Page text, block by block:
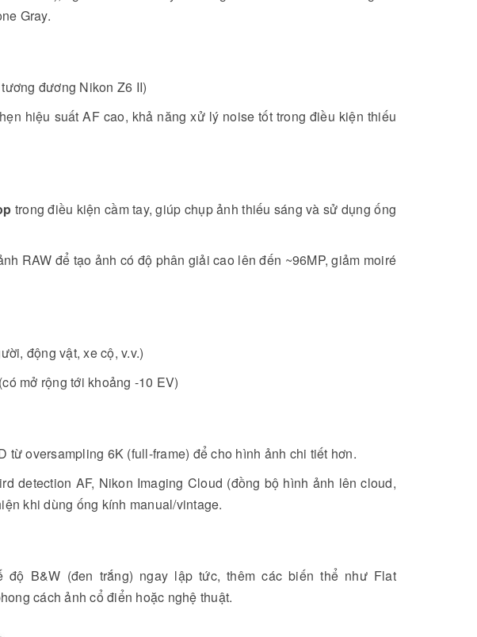
Gray.
đương Nikon Z6 II)
hiệu suất AF cao, khả năng xử lý noise tốt trong điều kiện thiếu
trong điều kiện cầm tay, giúp chụp ảnh thiếu sáng và sử dụng ống
RAW để tạo ảnh có độ phân giải cao lên đến ~96MP, giảm moiré
động vật, xe cộ, v.v.)
mở rộng tới khoảng -10 EV)
từ oversampling 6K (full-frame) để cho hình ảnh chi tiết hơn.
detection AF, Nikon Imaging Cloud (đồng bộ hình ảnh lên cloud,
khi dùng ống kính manual/vintage.
độ B&W (đen trắng) ngay lập tức, thêm các biến thể như Flat
cách ảnh cổ điển hoặc nghệ thuật.